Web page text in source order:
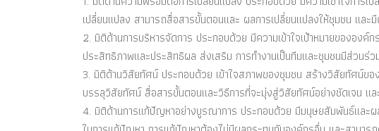
เปลี่ยนแปลง สามารถสื่อสารขั้นตอนและ ผลการเปลี่ยนแปลงให้ชุมชน แล
2. มิติด้านการบริหารจัดการ ประกอบด้วย มีความเข้าใจเป้าหมายขององ
ประสิทธิภาพและประสิทธิผล ส่งเสริม การทำงานเป็นทีมและชุมชนมีส่วนร่
3. มิติด้านวิสัยทัศน์ ประกอบด้วย เข้าใจสภาพของชุมชน สร้างวิสัยทัศน์ข
บรรลุวิสัยทัศน์ สื่อสารขั้นตอนและวิธีการที่จะมุ่งสู่วิสัยทัศน์อย่างชัดเจน แ
4. มิติด้านการแก้ปัญหาอย่างบูรณาการ ประกอบด้วย มีมนุษยสัมพันธ์และ